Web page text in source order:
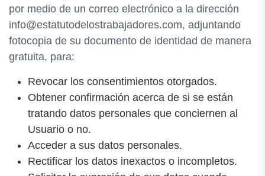
por medio de un correo electrónico a la dirección
info@estatutodelostrabajadores.com, adjuntando
fotocopia de su documento de identidad de manera
gratuita, para:
Revocar los consentimientos otorgados.
Obtener confirmación acerca de si se están
tratando datos personales que conciernen al
Usuario o no.
Acceder a sus datos personales.
Rectificar los datos inexactos o incompletos.